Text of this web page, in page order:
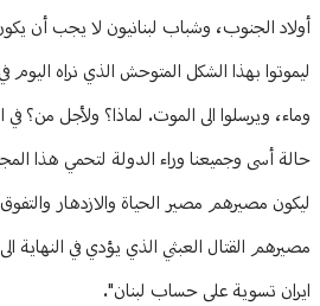
أولاد الجنوب، وشباب لبنانيون لا يجب أن
ليموتوا بهذا الشكل المتوحش الذي نراه
وماء، ويرسلوا الى الموت. لماذا؟ ولأجل من؟
حالة أسى وجميعنا وراء الدولة لتحمي هذا
ليكون مصيرهم مصير الحياة والازدهار
مصيرهم القتال العبثي الذي يؤدي في النهاية
ايران تسوية على حساب لبنان".